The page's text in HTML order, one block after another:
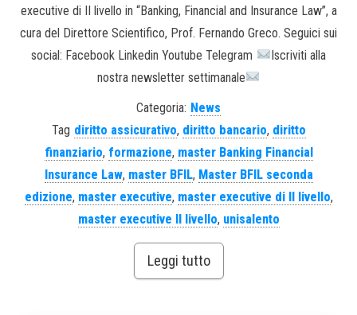
executive di II livello in “Banking, Financial and Insurance Law”, a
cura del Direttore Scientifico, Prof. Fernando Greco. Seguici sui
social: Facebook Linkedin Youtube Telegram
Iscriviti alla
nostra newsletter settimanale
Categoria: News
Tag diritto assicurativo, diritto bancario, diritto
finanziario, formazione, master Banking Financial
Insurance Law, master BFIL, Master BFIL seconda
edizione, master executive, master executive di II livello,
master executive II livello, unisalento
Leggi tutto